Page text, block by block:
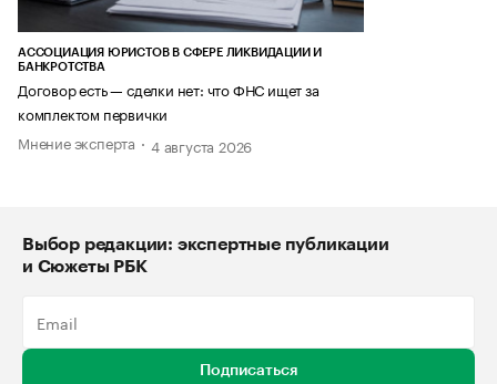
АССОЦИАЦИЯ ЮРИСТОВ В СФЕРЕ ЛИКВИДАЦИИ И
БАНКРОТСТВА
Договор есть — сделки нет: что ФНС ищет за
комплектом первички
Мнение эксперта
4 августа 2026
Выбор редакции: экспертные публикации
и Сюжеты РБК
Подписаться